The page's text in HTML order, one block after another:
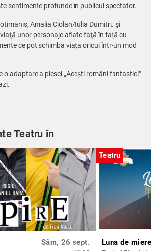
sentimente profunde în publicul spectator.
Amalia Ciolan/Iulia Dumitru şi
unor personaje aflate faţă în faţă cu
ce pot schimba viața oricui într-un mod
o adaptare a piesei „Acești români fantastici"
plin de umor, o parabolă despre om și
Teatru în
Sâm, 26 sept.
Teatru
Luna de